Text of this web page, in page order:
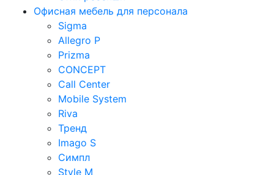
Офисная мебель для персонала
Sigma
Allegro P
Prizma
CONCEPT
Call Center
Mobile System
Riva
Тренд
Imago S
Симпл
Style M